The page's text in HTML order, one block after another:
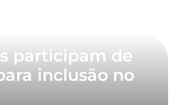
participam de
inclusão no